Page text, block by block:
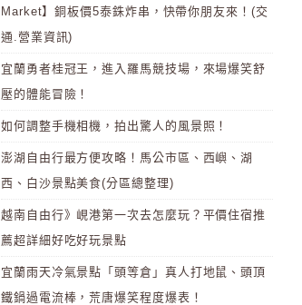
Market】銅板價5泰銖炸串，快帶你朋友來！(交
通.營業資訊)
宜蘭勇者桂冠王，進入羅馬競技場，來場爆笑舒
壓的體能冒險！
如何調整手機相機，拍出驚人的風景照！
澎湖自由行最方便攻略！馬公市區、西嶼、湖
西、白沙景點美食(分區總整理)
越南自由行》峴港第一次去怎麼玩？平價住宿推
薦超詳細好吃好玩景點
宜蘭雨天冷氣景點「頭等倉」真人打地鼠、頭頂
鐵鍋過電流棒，荒唐爆笑程度爆表！